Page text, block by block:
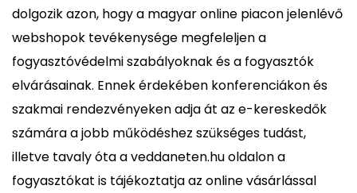
dolgozik azon, hogy a magyar online piacon jelenlévő
webshopok tevékenysége megfeleljen a
fogyasztóvédelmi szabályoknak és a fogyasztók
elvárásainak. Ennek érdekében konferenciákon és
szakmai rendezvényeken adja át az e-kereskedők
számára a jobb működéshez szükséges tudást,
illetve tavaly óta a veddaneten.hu oldalon a
fogyasztókat is tájékoztatja az online vásárlással